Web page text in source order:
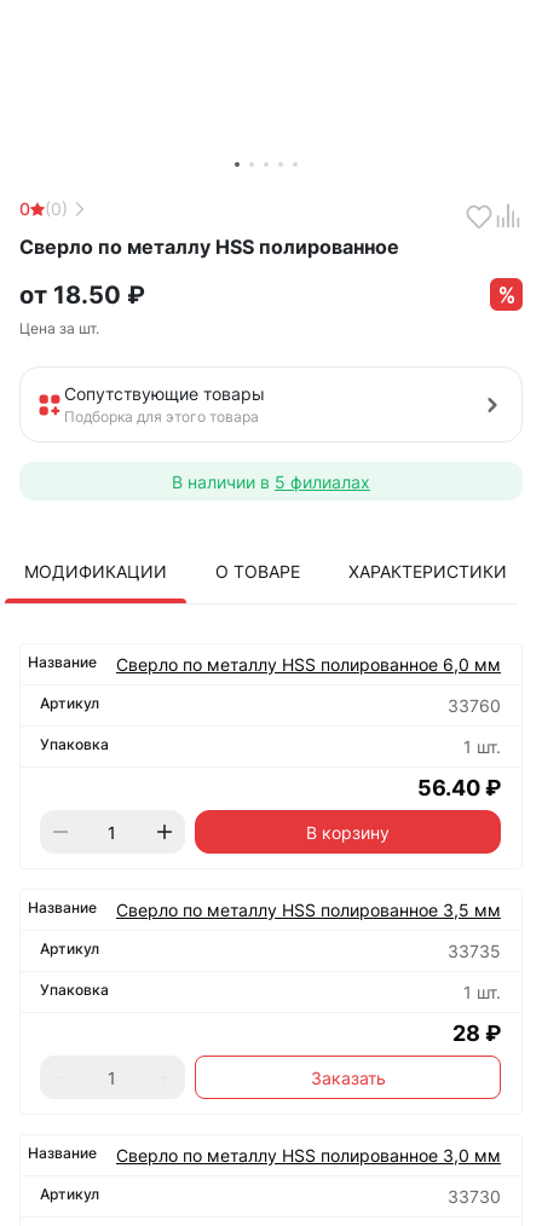
0 (0)
Сверло по металлу HSS полированное
от 18.50 ₽
Цена за шт.
Сопутствующие товары
Подборка для этого товара
В наличии в 5 филиалах
МОДИФИКАЦИИ О ТОВАРЕ ХАРАКТЕРИСТИКИ
Сверло по металлу HSS полированное 6,0 мм
33760
1 шт.
56.40 ₽
В корзину
Сверло по металлу HSS полированное 3,5 мм
33735
1 шт.
28 ₽
Заказать
Сверло по металлу HSS полированное 3,0 мм
33730